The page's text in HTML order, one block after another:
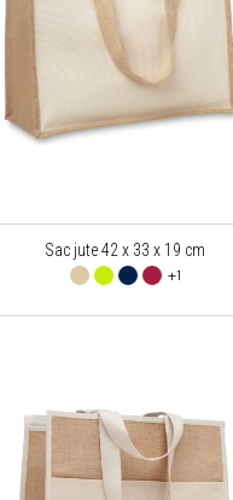
Sac jute 42 x 33 x 19 cm
+1